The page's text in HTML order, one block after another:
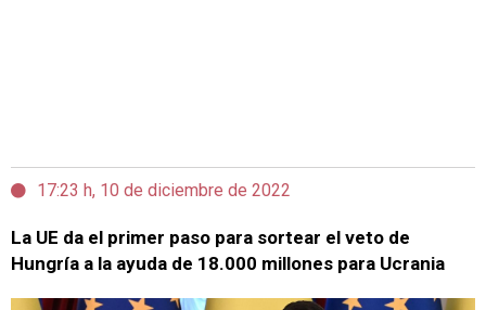
17:23 h, 10 de diciembre de 2022
La UE da el primer paso para sortear el veto de
Hungría a la ayuda de 18.000 millones para Ucrania